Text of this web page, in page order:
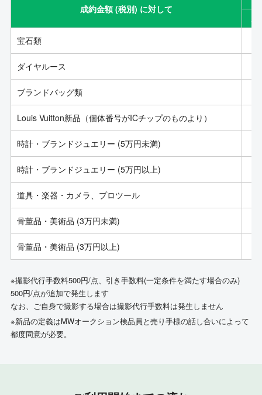
成約金額 (税別) に対して
宝石類
ダイヤルース
ブランドバッグ類
Louis Vuitton新品（個体番号がICチップのものより）
時計・ブランドジュエリー (5万円未満)
時計・ブランドジュエリー (5万円以上)
道具・楽器・カメラ、プロツール
骨董品・美術品 (3万円未満)
骨董品・美術品 (3万円以上)
※撮影代行手数料500円/点、引き手数料(一定条件を満たす場合のみ)
500円/点が追加で発生します
なお、ご自身で撮影する場合は撮影代行手数料は発生しません
※新品の定義はMWオークション検品員と売り手様の話し合いによって
都度同意が必要。